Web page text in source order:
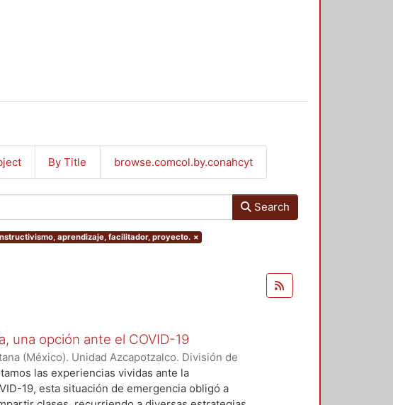
By Title browse.comcol.by.conahcyt
Search
aprendizaje, facilitador, proyecto. ×
una opción ante el COVID-19
(México). Unidad Azcapotzalco. División de
)Marín Álvarez, Marco Antonio; Peniche
Carlos
las experiencias vividas ante la
19, esta situación de emergencia obligó a